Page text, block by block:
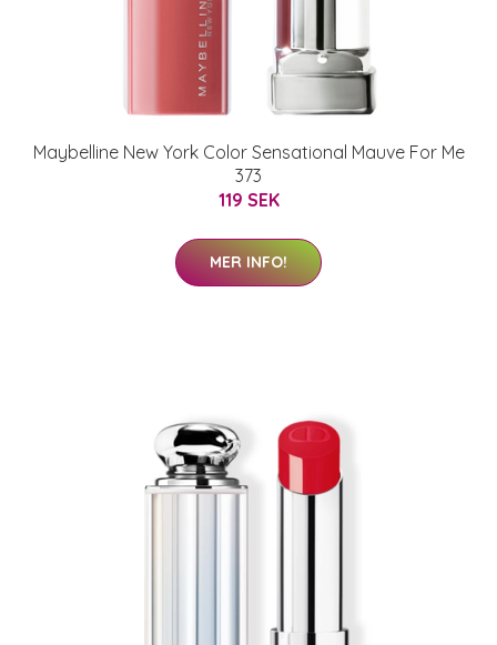
Maybelline New York Color Sensational Mauve For Me
373
119 SEK
MER INFO!